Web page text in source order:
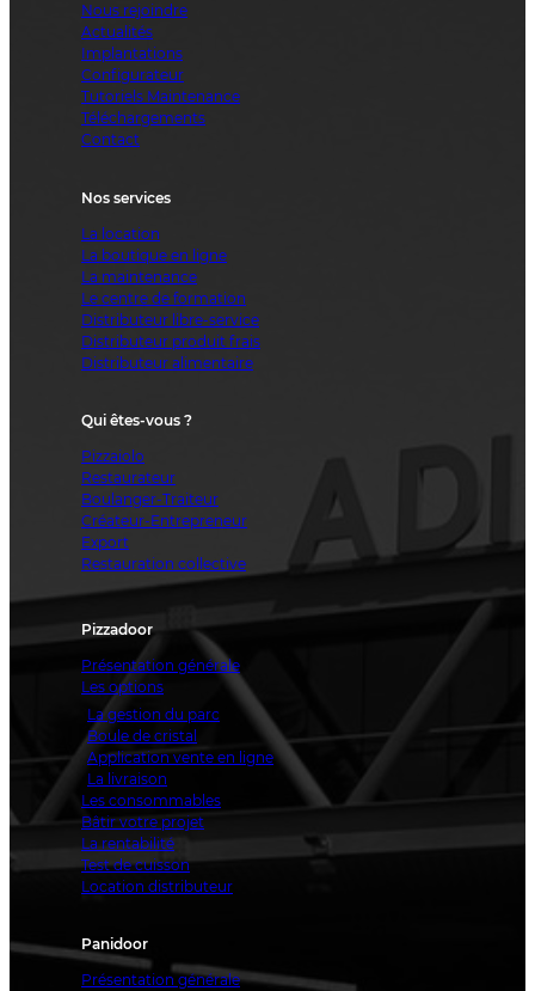
Nous rejoindre
Actualités
Implantations
Configurateur
Tutoriels Maintenance
Téléchargements
Contact
Nos services
La location
La boutique en ligne
La maintenance
Le centre de formation
Distributeur libre-service
Distributeur produit frais
Distributeur alimentaire
Qui êtes-vous ?
Pizzaiolo
Restaurateur
Boulanger-Traiteur
Créateur-Entrepreneur
Export
Restauration collective
Pizzadoor
Présentation générale
Les options
La gestion du parc
Boule de cristal
Application vente en ligne
La livraison
Les consommables
Bâtir votre projet
La rentabilité
Test de cuisson
Location distributeur
Panidoor
Présentation générale